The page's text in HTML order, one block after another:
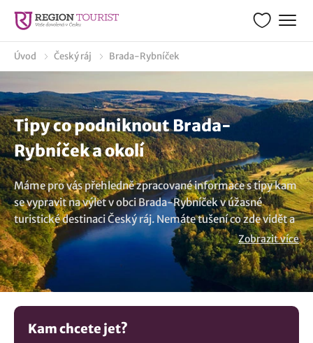
Úvod Český ráj Brada-Rybníček
Tipy co podniknout Brada-
Rybníček a okolí
Máme pro vás přehledně zpracované informace s tipy kam
se vypravit na výlet v obci Brada-Rybníček v úžasné
turistické destinaci Český ráj. Nemáte tušení co zde vidět a
navštívit? Prostudujte si našeho turistického průvodce s
tipy na výlet, co dělat a kudy z nudy v okolí obce Brada-
Rybníček. Z databáze turistických cílů, volnočasových
aktivit, muzeí a památek jsme vyhledali několik málo tipů.
Podívejte se na navštěvovaná místa s konkrétními tipy
kam na výlet:
Vyhlídka a vrch Brada
Královéhradecký kraj s hodně báječnými báječnými místy.
Zobrazit více
Kam chcete jet?